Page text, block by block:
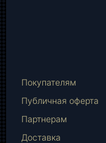
Mail
Покупателям
Публичная оферта
Партнерам
Доставка